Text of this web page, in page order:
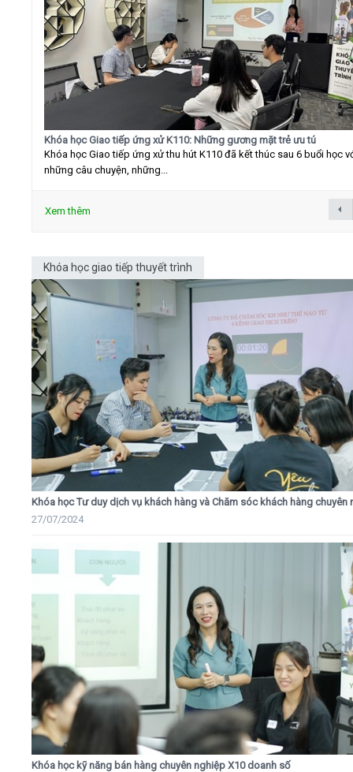
Khóa học Giao tiếp ứng xử K110: Những gương mặt trẻ ưu tú
Khóa học Giao tiếp ứng xử thu hút K110 đã kết thúc sau 6 buổi học
những câu chuyện, những...
Xem thêm
Khóa học giao tiếp thuyết trình
Khóa học Tư duy dịch vụ khách hàng và Chăm sóc khách hàng chuyên
27/07/2024
Khóa học kỹ năng bán hàng chuyên nghiệp X10 doanh số